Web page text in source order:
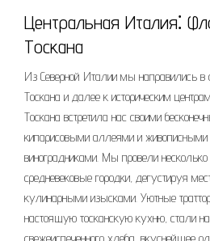
Центральная Италия⁚
Тоскана
Из Северной Италии мы направились в
Тоскана и далее к историческим
Тоскана встретила нас своими
кипарисовыми аллеями и
виноградниками. Мы провели
средневековые городки, дегустируя
кулинарными изысками. Уютные
настоящую тосканскую кухню, стали